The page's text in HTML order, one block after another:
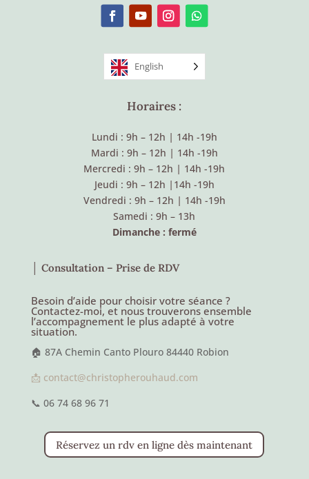
English
Horaires :
Lundi : 9h – 12h | 14h -19h
Mardi : 9h – 12h | 14h -19h
Mercredi : 9h – 12h | 14h -19h
Jeudi : 9h – 12h | 14h -19h
Vendredi : 9h – 12h | 14h -19h
Samedi : 9h – 13h
Dimanche : fermé
│ Consultation – Prise de RDV
Besoin d’aide pour choisir votre séance ?
Contactez-moi, et nous trouverons ensemble
l’accompagnement le plus adapté à votre
situation.
🏠 87A Chemin Canto Plouro 84440 Robion
📩 contact@christopherouhaud.com
📞 06 74 68 96 71
Réservez un rdv en ligne dès maintenant